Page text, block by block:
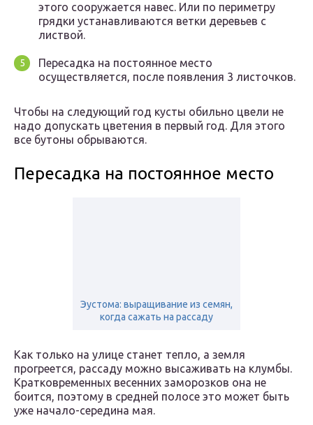
этого сооружается навес. Или по периметру
грядки устанавливаются ветки деревьев с
листвой.
Пересадка на постоянное место
осуществляется, после появления 3 листочков.
Чтобы на следующий год кусты обильно цвели не
надо допускать цветения в первый год. Для этого
все бутоны обрываются.
Пересадка на постоянное место
Эустома: выращивание из семян,
когда сажать на рассаду
Как только на улице станет тепло, а земля
прогреется, рассаду можно высаживать на клумбы.
Кратковременных весенних заморозков она не
боится, поэтому в средней полосе это может быть
уже начало-середина мая.